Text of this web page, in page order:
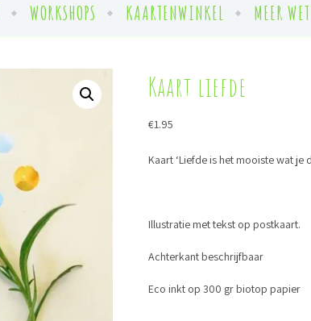
WORKSHOPS KAARTENWINKEL MEER
Kaart liefde
€1.95
Kaart ‘Liefde is het mooiste wat je
Illustratie met tekst op postkaart.
Achterkant beschrijfbaar
Eco inkt op 300 gr biotop papier